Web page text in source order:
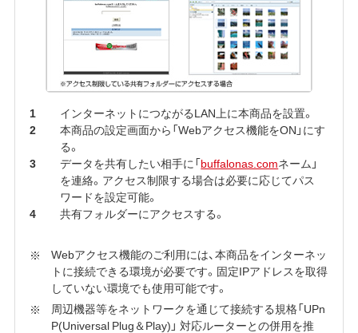
インターネットにつながるLAN上に本商品を設置。
本商品の設定画面から「Webアクセス機能をON」にす
る。
データを共有したい相手に「buffalonas.comネーム」
を連絡。アクセス制限する場合は必要に応じてパス
ワードを設定可能。
共有フォルダーにアクセスする。
Webアクセス機能のご利用には、本商品をインターネッ
トに接続できる環境が必要です。固定IPアドレスを取得
していない環境でも使用可能です。
周辺機器等をネットワークを通じて接続する規格「UPn
P(Universal Plug＆Play)」 対応ルーターとの併用を推